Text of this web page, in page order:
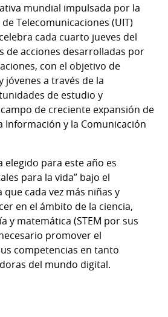
mundial impulsada por la
Telecomunicaciones (UIT)
cada cuarto jueves del
de acciones desarrolladas por
con el objetivo de
jóvenes a través de la
de estudio y
de creciente expansión de
Información y la Comunicación
elegido para este año es
para la vida” bajo el
cada vez más niñas y
en el ámbito de la ciencia,
y matemática (STEM por sus
promover el
competencias en tanto
del mundo digital.